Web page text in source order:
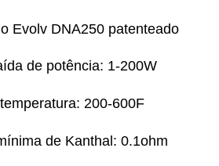
Evolv DNA250 patenteado
de potência: 1-200W
200-600F
de Kanthal: 0.1ohm